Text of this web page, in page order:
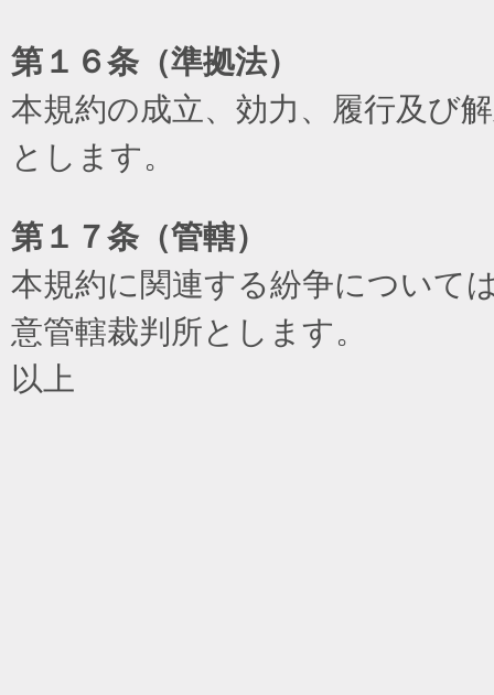
第１６条（準拠法）
本規約の成立、効力、履行及び
とします。
第１７条（管轄）
本規約に関連する紛争について
意管轄裁判所とします。
以上